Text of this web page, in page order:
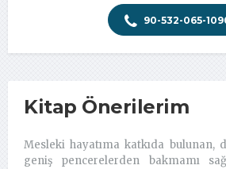
90-532-065-
Kitap Önerilerim
Mesleki hayatıma katkıda bulunan,
geniş pencerelerden bakmamı